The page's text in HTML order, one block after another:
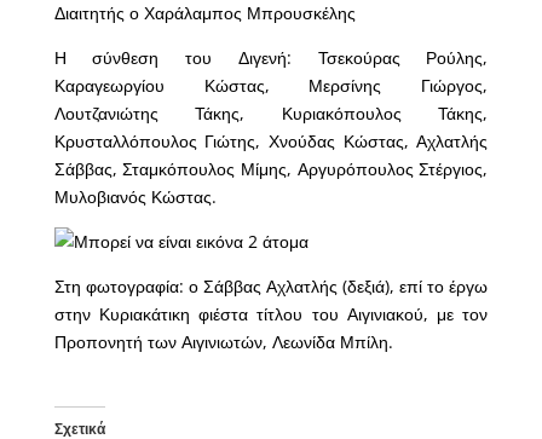
Διαιτητής ο Χαράλαμπος Μπρουσκέλης
Η σύνθεση του Διγενή: Τσεκούρας Ρούλης,
Καραγεωργίου Κώστας, Μερσίνης Γιώργος,
Λουτζανιώτης Τάκης, Κυριακόπουλος Τάκης,
Κρυσταλλόπουλος Γιώτης, Χνούδας Κώστας, Αχλατλής
Σάββας, Σταμκόπουλος Μίμης, Αργυρόπουλος Στέργιος,
Μυλοβιανός Κώστας.
Στη φωτογραφία: ο Σάββας Αχλατλής (δεξιά), επί το έργω
στην Κυριακάτικη φιέστα τίτλου του Αιγινιακού, με τον
Προπονητή των Αιγινιωτών, Λεωνίδα Μπίλη.
Σχετικά